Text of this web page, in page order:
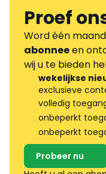
Proef
Word één
abonneeen
wij u te bieden
wekelijkse
exclusieve
volledig
onbeperkt
onbeperkt
Probeer nu